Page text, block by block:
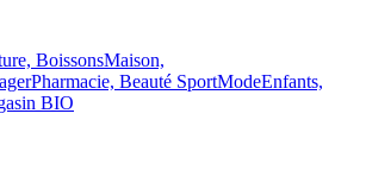
BoissonsMaison,
Pharmacie, Beauté SportModeEnfants,
BIO